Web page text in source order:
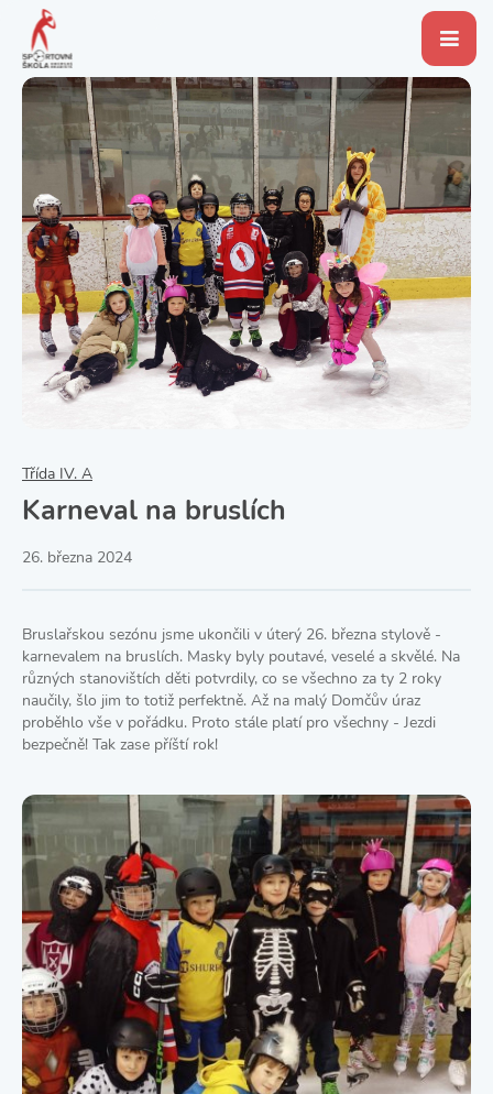
Třída IV. A
Karneval na bruslích
26. března 2024
Bruslařskou sezónu jsme ukončili v úterý 26. března stylově -
karnevalem na bruslích. Masky byly poutavé, veselé a skvělé. Na
různých stanovištích děti potvrdily, co se všechno za ty 2 roky
naučily, šlo jim to totiž perfektně. Až na malý Domčův úraz
proběhlo vše v pořádku. Proto stále platí pro všechny - Jezdi
bezpečně! Tak zase příští rok!